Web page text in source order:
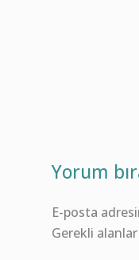
Yorum
E-posta
Gerekli alanlar